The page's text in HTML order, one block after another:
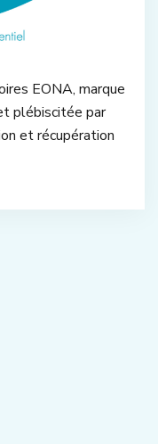
EONA, marque
plébiscitée par
et récupération